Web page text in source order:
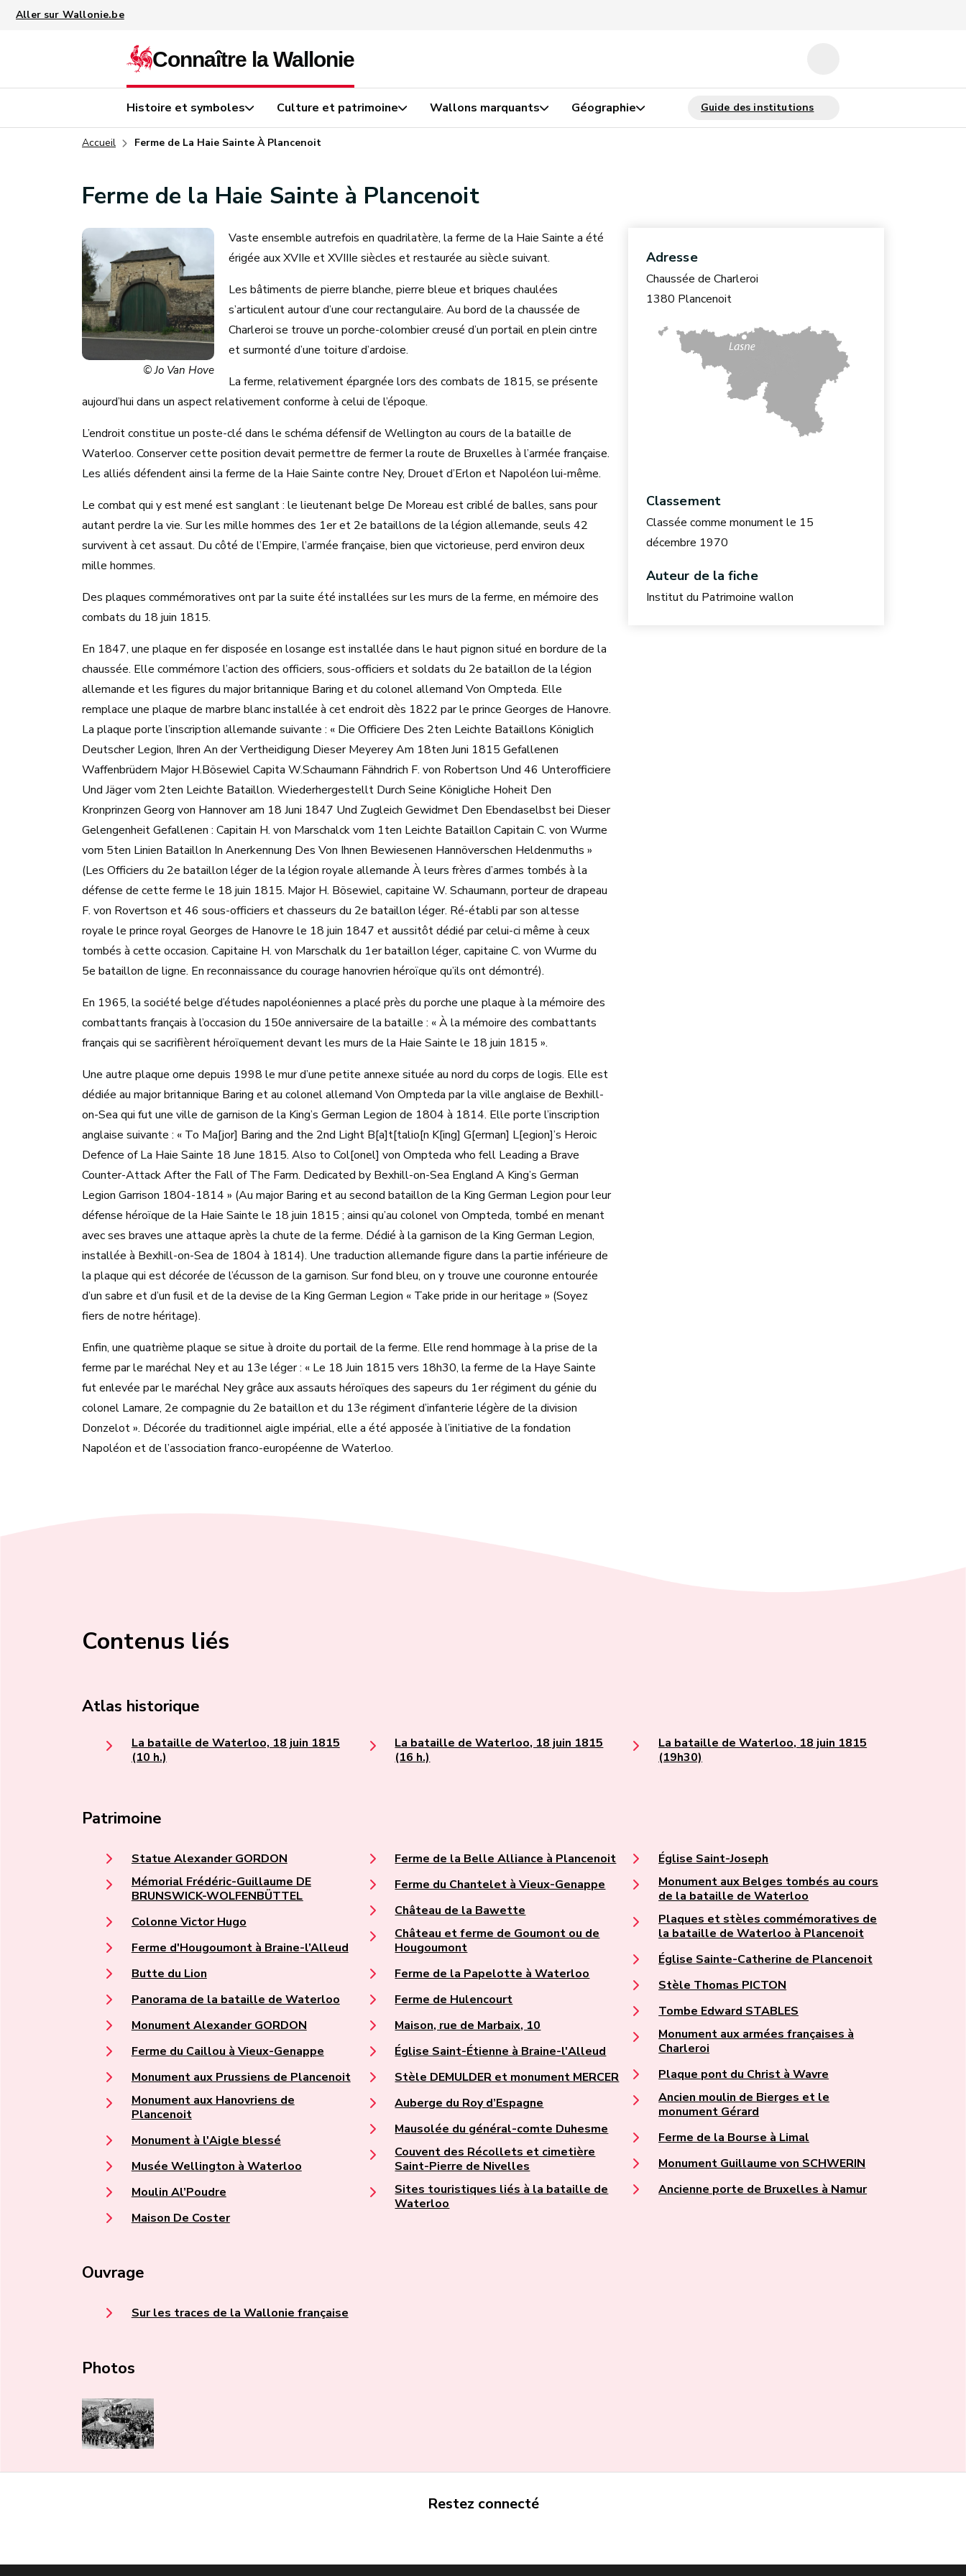
Histoire et symboles Culture et patrimoine Wallons marquants Géographie
Accueil Ferme de La Haie Sainte À Plancenoit
Ferme de la Haie Sainte à Plancenoit
© Jo Van Hove
Vaste ensemble autrefois en quadrilatère, la ferme de la Haie Sainte a été
érigée aux XVIIe et XVIIIe siècles et restaurée au siècle suivant.
Les bâtiments de pierre blanche, pierre bleue et briques chaulées
s’articulent autour d’une cour rectangulaire. Au bord de la chaussée de
Charleroi se trouve un porche-colombier creusé d’un portail en plein cintre
et surmonté d’une toiture d’ardoise.
La ferme, relativement épargnée lors des combats de 1815, se présente
aujourd’hui dans un aspect relativement conforme à celui de l’époque.
L’endroit constitue un poste-clé dans le schéma défensif de Wellington au cours de la bataille de
Waterloo. Conserver cette position devait permettre de fermer la route de Bruxelles à l’armée française.
Les alliés défendent ainsi la ferme de la Haie Sainte contre Ney, Drouet d’Erlon et Napoléon lui-même.
Le combat qui y est mené est sanglant : le lieutenant belge De Moreau est criblé de balles, sans pour
autant perdre la vie. Sur les mille hommes des 1er et 2e bataillons de la légion allemande, seuls 42
survivent à cet assaut. Du côté de l’Empire, l’armée française, bien que victorieuse, perd environ deux
mille hommes.
Des plaques commémoratives ont par la suite été installées sur les murs de la ferme, en mémoire des
combats du 18 juin 1815.
En 1847, une plaque en fer disposée en losange est installée dans le haut pignon situé en bordure de la
chaussée. Elle commémore l’action des officiers, sous-officiers et soldats du 2e bataillon de la légion
allemande et les figures du major britannique Baring et du colonel allemand Von Ompteda. Elle
remplace une plaque de marbre blanc installée à cet endroit dès 1822 par le prince Georges de Hanovre.
La plaque porte l’inscription allemande suivante : « Die Officiere Des 2ten Leichte Bataillons Königlich
Deutscher Legion, Ihren An der Vertheidigung Dieser Meyerey Am 18ten Juni 1815 Gefallenen
Waffenbrüdern Major H.Bösewiel Capita W.Schaumann Fähndrich F. von Robertson Und 46 Unterofficiere
Und Jäger vom 2ten Leichte Bataillon. Wiederhergestellt Durch Seine Königliche Hoheit Den
Kronprinzen Georg von Hannover am 18 Juni 1847 Und Zugleich Gewidmet Den Ebendaselbst bei Dieser
Gelengenheit Gefallenen : Capitain H. von Marschalck vom 1ten Leichte Bataillon Capitain C. von Wurme
vom 5ten Linien Bataillon In Anerkennung Des Von Ihnen Bewiesenen Hannöverschen Heldenmuths »
(Les Officiers du 2e bataillon léger de la légion royale allemande À leurs frères d’armes tombés à la
défense de cette ferme le 18 juin 1815. Major H. Bösewiel, capitaine W. Schaumann, porteur de drapeau
F. von Rovertson et 46 sous-officiers et chasseurs du 2e bataillon léger. Ré-établi par son altesse
royale le prince royal Georges de Hanovre le 18 juin 1847 et aussitôt dédié par celui-ci même à ceux
tombés à cette occasion. Capitaine H. von Marschalk du 1er bataillon léger, capitaine C. von Wurme du
5e bataillon de ligne. En reconnaissance du courage hanovrien héroïque qu’ils ont démontré).
En 1965, la société belge d’études napoléoniennes a placé près du porche une plaque à la mémoire des
combattants français à l’occasion du 150e anniversaire de la bataille : « À la mémoire des combattants
français qui se sacrifièrent héroïquement devant les murs de la Haie Sainte le 18 juin 1815 ».
Une autre plaque orne depuis 1998 le mur d’une petite annexe située au nord du corps de logis. Elle est
dédiée au major britannique Baring et au colonel allemand Von Ompteda par la ville anglaise de Bexhill-
on-Sea qui fut une ville de garnison de la King’s German Legion de 1804 à 1814. Elle porte l’inscription
anglaise suivante : « To Ma[jor] Baring and the 2nd Light B[a]t[talio[n K[ing] G[erman] L[egion]’s Heroic
Defence of La Haie Sainte 18 June 1815. Also to Col[onel] von Ompteda who fell Leading a Brave
Counter-Attack After the Fall of The Farm. Dedicated by Bexhill-on-Sea England A King’s German
Legion Garrison 1804-1814 » (Au major Baring et au second bataillon de la King German Legion pour leur
défense héroïque de la Haie Sainte le 18 juin 1815 ; ainsi qu’au colonel von Ompteda, tombé en menant
avec ses braves une attaque après la chute de la ferme. Dédié à la garnison de la King German Legion,
installée à Bexhill-on-Sea de 1804 à 1814). Une traduction allemande figure dans la partie inférieure de
la plaque qui est décorée de l’écusson de la garnison. Sur fond bleu, on y trouve une couronne entourée
d’un sabre et d’un fusil et de la devise de la King German Legion « Take pride in our heritage » (Soyez
fiers de notre héritage).
Enfin, une quatrième plaque se situe à droite du portail de la ferme. Elle rend hommage à la prise de la
ferme par le maréchal Ney et au 13e léger : « Le 18 Juin 1815 vers 18h30, la ferme de la Haye Sainte
fut enlevée par le maréchal Ney grâce aux assauts héroïques des sapeurs du 1er régiment du génie du
colonel Lamare, 2e compagnie du 2e bataillon et du 13e régiment d’infanterie légère de la division
Donzelot ». Décorée du traditionnel aigle impérial, elle a été apposée à l’initiative de la fondation
Napoléon et de l’association franco-européenne de Waterloo.
Adresse
Chaussée de Charleroi
1380 Plancenoit
Classement
Classée comme monument le 15
décembre 1970
Auteur de la fiche
Institut du Patrimoine wallon
Contenus liés
Atlas historique
La bataille de Waterloo, 18 juin 1815
(10 h.)
La bataille de Waterloo, 18 juin 1815
(16 h.)
La bataille de Waterloo, 18 juin 1815
(19h30)
Patrimoine
Statue Alexander GORDON
Mémorial Frédéric-Guillaume DE
BRUNSWICK-WOLFENBÜTTEL
Colonne Victor Hugo
Ferme d'Hougoumont à Braine-l’Alleud
Butte du Lion
Panorama de la bataille de Waterloo
Monument Alexander GORDON
Ferme du Caillou à Vieux-Genappe
Monument aux Prussiens de Plancenoit
Monument aux Hanovriens de
Plancenoit
Monument à l'Aigle blessé
Musée Wellington à Waterloo
Moulin Al’Poudre
Maison De Coster
Ferme de la Belle Alliance à Plancenoit
Ferme du Chantelet à Vieux-Genappe
Château de la Bawette
Château et ferme de Goumont ou de
Hougoumont
Ferme de la Papelotte à Waterloo
Ferme de Hulencourt
Maison, rue de Marbaix, 10
Église Saint-Étienne à Braine-l'Alleud
Stèle DEMULDER et monument MERCER
Auberge du Roy d’Espagne
Mausolée du général-comte Duhesme
Couvent des Récollets et cimetière
Saint-Pierre de Nivelles
Sites touristiques liés à la bataille de
Waterloo
Église Saint-Joseph
Monument aux Belges tombés au cours
de la bataille de Waterloo
Plaques et stèles commémoratives de
la bataille de Waterloo à Plancenoit
Église Sainte-Catherine de Plancenoit
Stèle Thomas PICTON
Tombe Edward STABLES
Monument aux armées françaises à
Charleroi
Plaque pont du Christ à Wavre
Ancien moulin de Bierges et le
monument Gérard
Ferme de la Bourse à Limal
Monument Guillaume von SCHWERIN
Ancienne porte de Bruxelles à Namur
Ouvrage
Sur les traces de la Wallonie française
Photos
Restez connecté